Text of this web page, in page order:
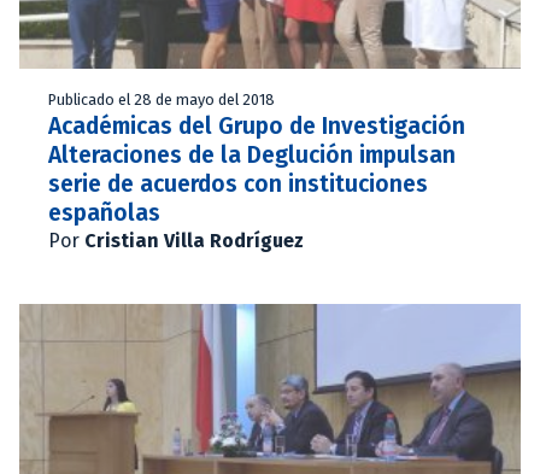
Publicado el 28 de mayo del 2018
Académicas del Grupo de Investigación
Alteraciones de la Deglución impulsan
serie de acuerdos con instituciones
españolas
Por Cristian Villa Rodríguez